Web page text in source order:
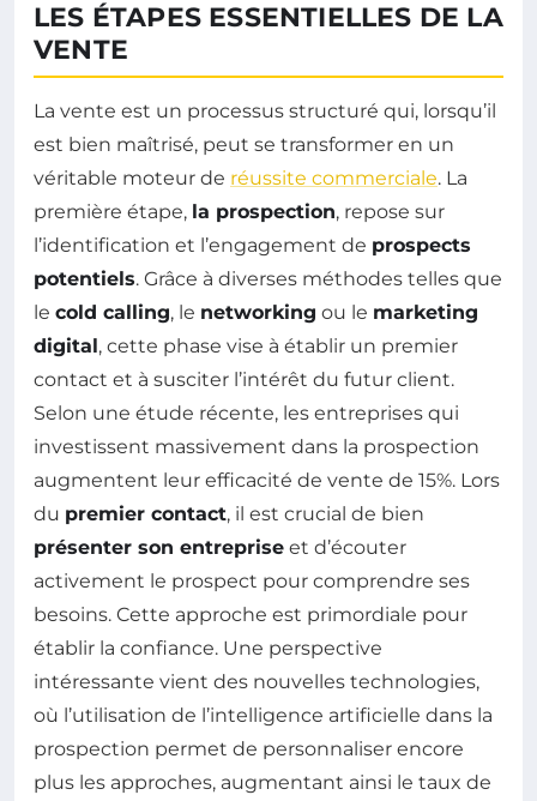
LES ÉTAPES ESSENTIELLES DE LA
VENTE
La vente est un processus structuré qui, lorsqu’il
est bien maîtrisé, peut se transformer en un
véritable moteur de réussite commerciale. La
première étape, la prospection, repose sur
l’identification et l’engagement de prospects
potentiels. Grâce à diverses méthodes telles que
le cold calling, le networking ou le marketing
digital, cette phase vise à établir un premier
contact et à susciter l’intérêt du futur client.
Selon une étude récente, les entreprises qui
investissent massivement dans la prospection
augmentent leur efficacité de vente de 15%. Lors
du premier contact, il est crucial de bien
présenter son entreprise et d’écouter
activement le prospect pour comprendre ses
besoins. Cette approche est primordiale pour
établir la confiance. Une perspective
intéressante vient des nouvelles technologies,
où l’utilisation de l’intelligence artificielle dans la
prospection permet de personnaliser encore
plus les approches, augmentant ainsi le taux de